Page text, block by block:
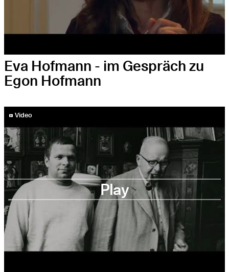
Eva Hofmann - im Gespräch zu
Egon Hofmann
YouTube-Video abspielen
Video
Play